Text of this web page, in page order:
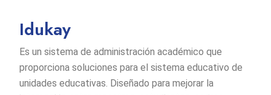
Idukay
Es un sistema de administración académico que
proporciona soluciones para el sistema educativo de
unidades educativas. Diseñado para mejorar la